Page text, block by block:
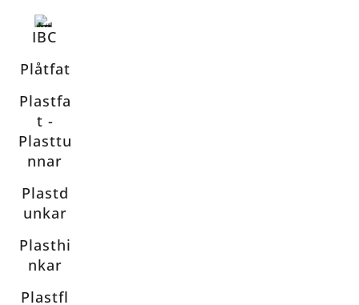
IBC
Plåtfat
Plastfa
t -
Plasttu
nnar
Plastd
unkar
Plasthi
nkar
Plastfl